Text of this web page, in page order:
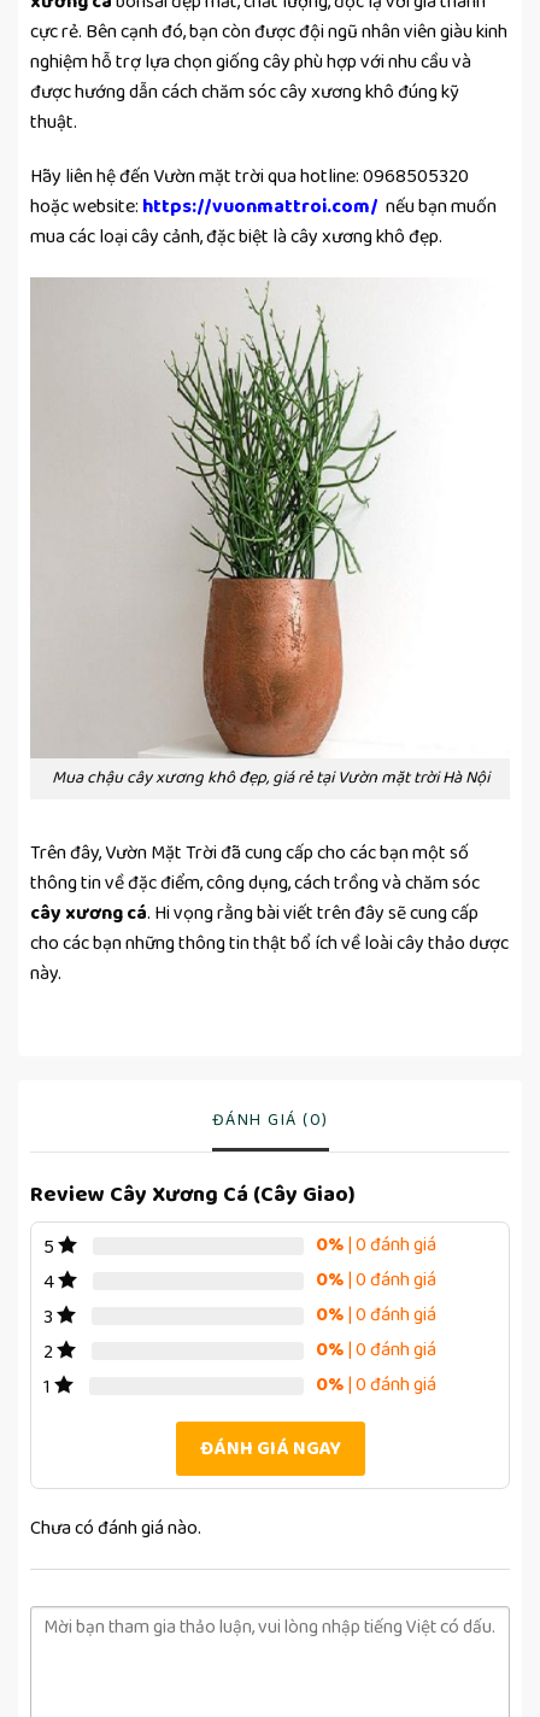
cực rẻ. Bên cạnh đó, bạn còn được đội ngũ nhân viên giàu kinh
nghiệm hỗ trợ lựa chọn giống cây phù hợp với nhu cầu và
được hướng dẫn cách chăm sóc cây xương khô đúng kỹ
thuật.
Hãy liên hệ đến Vườn mặt trời qua hotline: 0968505320
hoặc website: https://vuonmattroi.com/ nếu bạn muốn
mua các loại cây cảnh, đặc biệt là cây xương khô đẹp.
Mua chậu cây xương khô đẹp, giá rẻ tại Vườn mặt trời Hà Nội
Trên đây, Vườn Mặt Trời đã cung cấp cho các bạn một số
thông tin về đặc điểm, công dụng, cách trồng và chăm sóc
cây xương cá. Hi vọng rằng bài viết trên đây sẽ cung cấp
cho các bạn những thông tin thật bổ ích về loài cây thảo dược
này.
ĐÁNH GIÁ (0)
Review Cây Xương Cá (Cây Giao)
5 0%| 0 đánh giá
4
0%| 0 đánh giá
3
0%| 0 đánh giá
2
0%| 0 đánh giá
1
0%| 0 đánh giá
ĐÁNH GIÁ NGAY
Chưa có đánh giá nào.